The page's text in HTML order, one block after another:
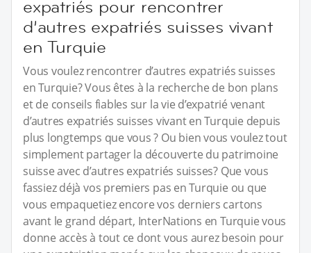
expatriés pour rencontrer
d’autres expatriés suisses vivant
en Turquie
Vous voulez rencontrer d’autres expatriés suisses
en Turquie? Vous êtes à la recherche de bon plans
et de conseils fiables sur la vie d’expatrié venant
d’autres expatriés suisses vivant en Turquie depuis
plus longtemps que vous ? Ou bien vous voulez tout
simplement partager la découverte du patrimoine
suisse avec d’autres expatriés suisses? Que vous
fassiez déjà vos premiers pas en Turquie ou que
vous empaquetiez encore vos derniers cartons
avant le grand départ, InterNations en Turquie vous
donne accès à tout ce dont vous aurez besoin pour